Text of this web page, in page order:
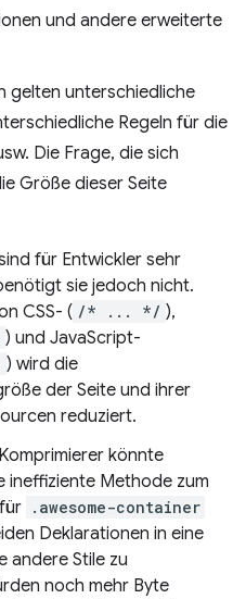
und andere erweiterte
gelten unterschiedliche
Regeln für die
Die Frage, die sich
Größe dieser Seite
für Entwickler sehr
sie jedoch nicht.
CSS- ( /* ... */ ),
) und JavaScript-
) wird die
der Seite und ihrer
reduziert.
könnte
ineffiziente Methode zum
.awesome-container
Deklarationen in eine
andere Stile zu
noch mehr Byte